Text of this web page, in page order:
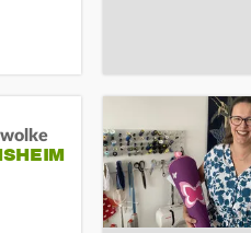
E